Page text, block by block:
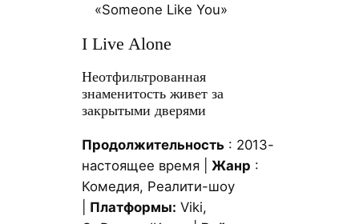
«Someone Like You»
I Live Alone
Неотфильтрованная
знаменитость живет за
закрытыми дверями
Продолжительность: 2013-
настоящее время | Жанр :
Комедия, Реалити-шоу
Платформы: Viki,